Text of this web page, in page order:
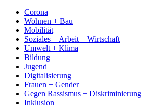
Corona
Wohnen + Bau
Mobilität
Soziales + Arbeit + Wirtschaft
Umwelt + Klima
Bildung
Jugend
Digitalisierung
Frauen + Gender
Gegen Rassismus + Diskriminierung
Inklusion